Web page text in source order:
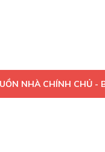
NHÀ CHÍNH CHỦ -